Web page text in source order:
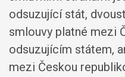
odsuzující stát,
smlouvy platné mezi
odsuzujícím státem,
mezi Českou